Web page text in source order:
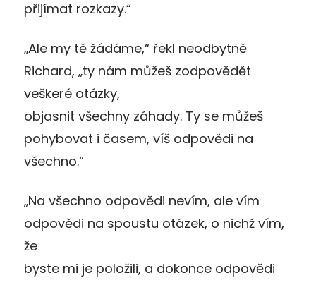
přijímat rozkazy.“
„Ale my tě žádáme,“ řekl neodbytně
Richard, „ty nám můžeš zodpovědět
veškeré otázky,
objasnit všechny záhady. Ty se můžeš
pohybovat i časem, víš odpovědi na
všechno.“
„Na všechno odpovědi nevím, ale vím
odpovědi na spoustu otázek, o nichž vím,
že
byste mi je položili, a dokonce odpovědi